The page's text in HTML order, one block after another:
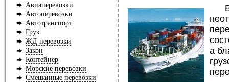
Авиаперевозки
Автоперевозки
Автотранспорт
Груз
ЖД перевозки
Закон
Контейнер
Морские перевозки
Смешанные перевозки
а